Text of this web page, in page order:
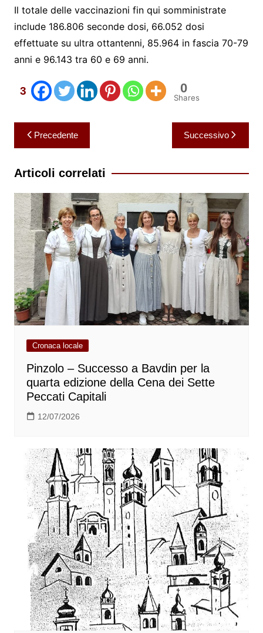
Il totale delle vaccinazioni fin qui somministrate
include 186.806 seconde dosi, 66.052 dosi
effettuate su ultra ottantenni, 85.964 in fascia 70-79
anni e 96.143 tra 60 e 69 anni.
3 0
Shares
Navigazione
articoli
Precedente Successivo
Articoli correlati
Cronaca locale
Pinzolo – Successo a Bavdin per la
quarta edizione della Cena dei Sette
Peccati Capitali
12/07/2026